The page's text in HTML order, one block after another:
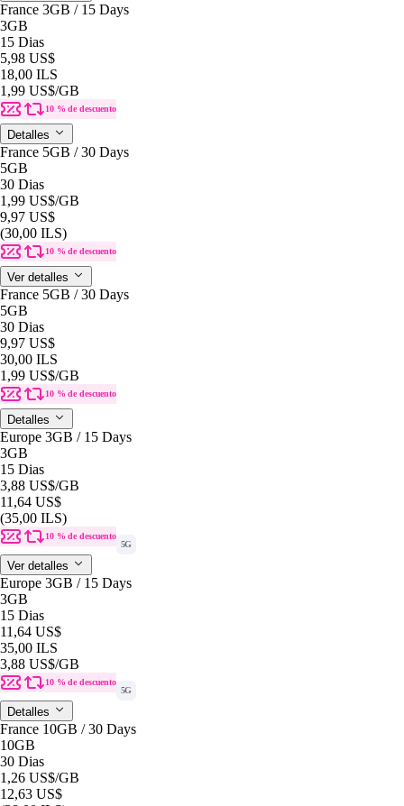
France 3GB / 15 Days
3GB
15 Dias
5,98 US$
18,00 ILS
1,99 US$/GB
10 % de descuento
Detalles
France 5GB / 30 Days
5GB
30 Dias
1,99 US$/GB
9,97 US$
(30,00 ILS)
10 % de descuento
Ver detalles
France 5GB / 30 Days
5GB
30 Dias
9,97 US$
30,00 ILS
1,99 US$/GB
10 % de descuento
Detalles
Europe 3GB / 15 Days
3GB
15 Dias
3,88 US$/GB
11,64 US$
(35,00 ILS)
10 % de descuento
5G
Ver detalles
Europe 3GB / 15 Days
3GB
15 Dias
11,64 US$
35,00 ILS
3,88 US$/GB
10 % de descuento
5G
Detalles
France 10GB / 30 Days
10GB
30 Dias
1,26 US$/GB
12,63 US$